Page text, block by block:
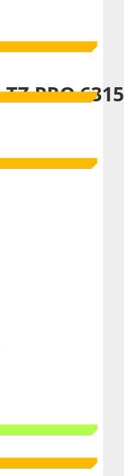
PRO 6315